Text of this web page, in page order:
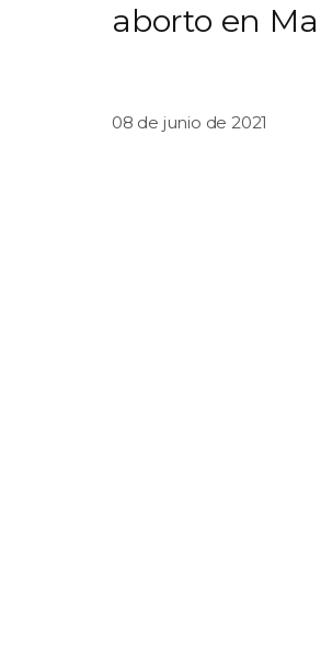
aborto en
08 de junio de 2021